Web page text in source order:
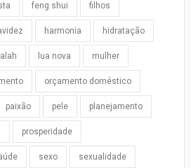
feng shui filhos
harmonia hidratação
lua nova mulher
orçamento doméstico
paixão pele planejamento
prosperidade
sexo sexualidade